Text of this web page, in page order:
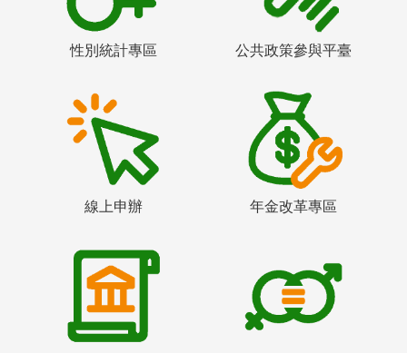
性別統計專區 公共政策參與平臺
線上申辦 年金改革專區